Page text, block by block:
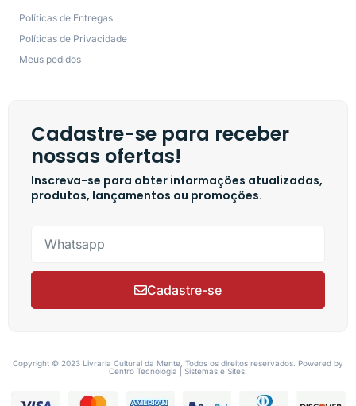
Políticas de Entregas
Políticas de Privacidade
Meus pedidos
Cadastre-se para receber
nossas ofertas!
Inscreva-se para obter informações atualizadas,
produtos, lançamentos ou promoções.
Cadastre-se
Copyright © 2023 Livraria Cultural da Mente, Todos os direitos reservados. Powered by
Centro Tecnologia | Sistemas e Sites.